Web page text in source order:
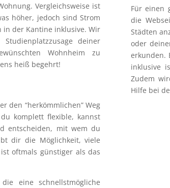
Vergleichsweise ist
höher, jedoch sind Strom
in der Kantine inklusive. Wir
deiner
Wohnheim zu
heiß begehrt!
den “herkömmlichen” Weg
komplett flexible, kannst
entscheiden, mit wem du
dir die Möglichkeit, viele
oftmals günstiger als das
eine schnellstmögliche
Für einen
die
Städten
oder
erkunden.
inklusive
Zudem
Hilfe bei